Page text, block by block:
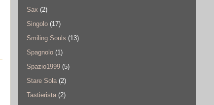
Sax (2)
Singolo (17)
Smiling Souls (13)
Spagnolo (1)
Spazio1999 (5)
Stare Sola (2)
Tastierista (2)